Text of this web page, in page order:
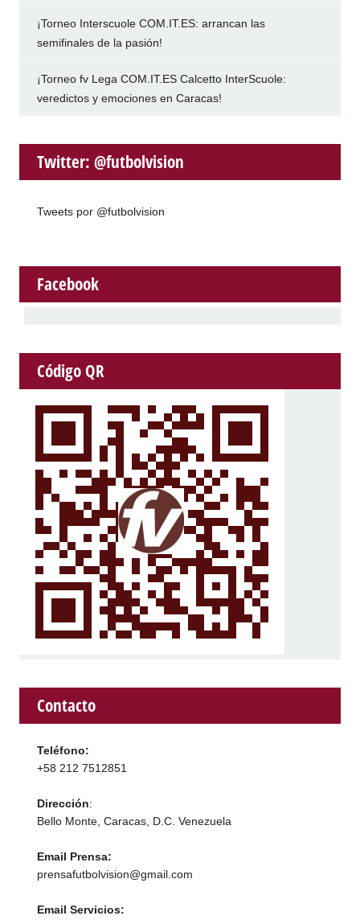
¡Torneo Interscuole COM.IT.ES: arrancan las
semifinales de la pasión!
¡Torneo fv Lega COM.IT.ES Calcetto InterScuole:
veredictos y emociones en Caracas!
Twitter: @futbolvision
Tweets por @futbolvision
Facebook
Código QR
Contacto
Teléfono:
+58 212 7512851
Dirección:
Bello Monte, Caracas, D.C. Venezuela
Email Prensa:
prensafutbolvision@gmail.com
Email Servicios: